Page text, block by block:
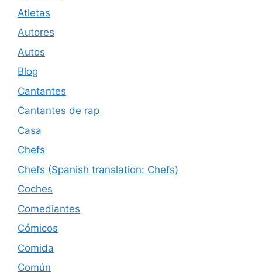
Atletas
Autores
Autos
Blog
Cantantes
Cantantes de rap
Casa
Chefs
Chefs (Spanish translation: Chefs)
Coches
Comediantes
Cómicos
Comida
Común